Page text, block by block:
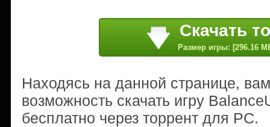
Скачать
Размер игры: [296.16
Находясь на данной странице,
возможность скачать игру
бесплатно через торрент для PC.